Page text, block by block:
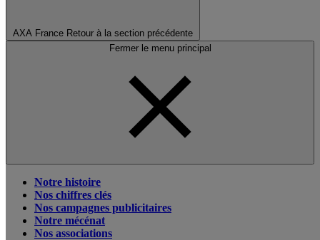
AXA France Retour à la section précédente
Fermer le menu principal
Notre histoire
Nos chiffres clés
Nos campagnes publicitaires
Notre mécénat
Nos associations